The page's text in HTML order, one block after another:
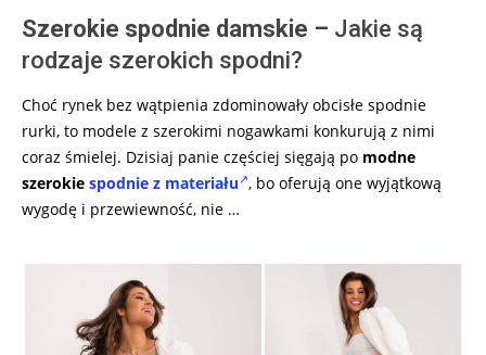
Szerokie spodnie damskie – Jakie są
rodzaje szerokich spodni?
Choć rynek bez wątpienia zdominowały obcisłe spodnie
rurki, to modele z szerokimi nogawkami konkurują z nimi
coraz śmielej. Dzisiaj panie częściej sięgają po modne
szerokie spodnie z materiału , bo oferują one wyjątkową
wygodę i przewiewność, nie …